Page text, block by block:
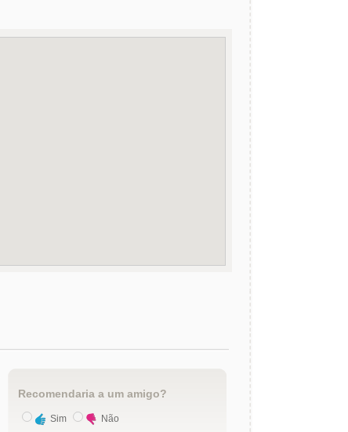
Recomendaria a um amigo?
Sim Não